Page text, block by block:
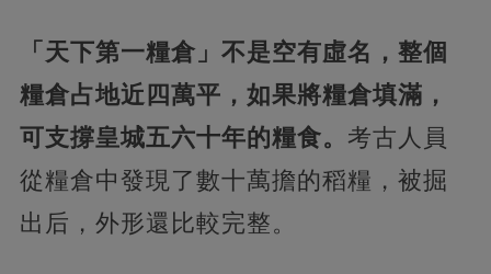
「天下第一糧倉」不是空有虛名，整個
糧倉占地近四萬平，如果將糧倉填滿，
可支撐皇城五六十年的糧食。 考古人員
從糧倉中發現了數十萬擔的稻糧，被掘
出后，外形還比較完整。